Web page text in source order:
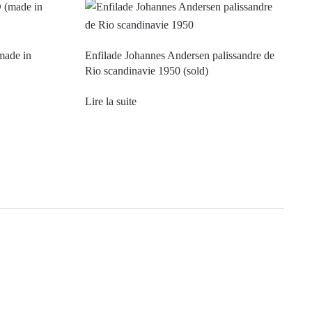
in
Enfilade Johannes Andersen palissandre de
Rio scandinavie 1950 (sold)
Lire la suite